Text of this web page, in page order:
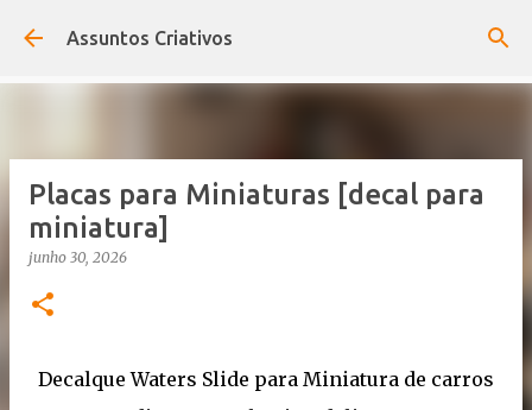
Pular para o conteúdo principal
Assuntos Criativos
Placas para Miniaturas [decal para
miniatura]
junho 30, 2026
Decalque Waters Slide para Miniatura de carros